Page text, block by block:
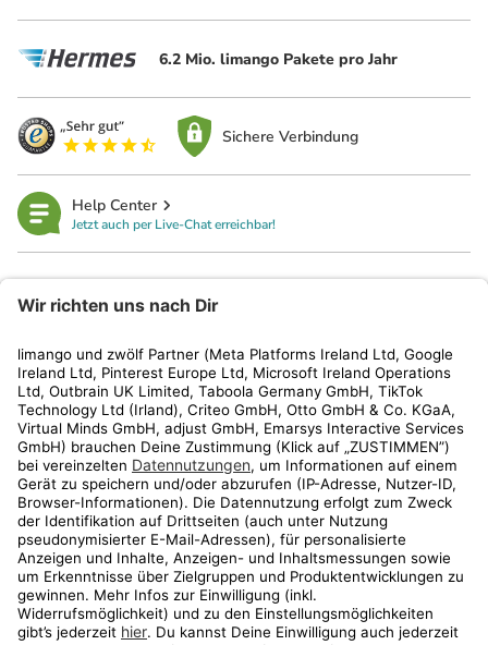
6.2 Mio. limango Pakete pro Jahr
Sichere Verbindung
Help Center
Jetzt auch per Live-Chat erreichbar!
Kundenservice
Shop
Aktionen
Travel